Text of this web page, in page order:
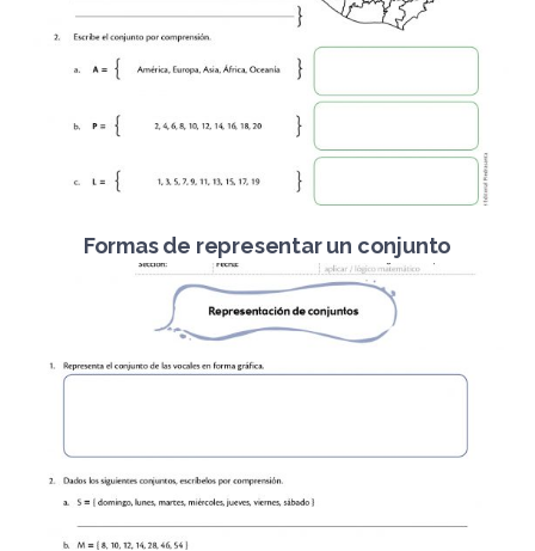
Formas de representar un conjunto